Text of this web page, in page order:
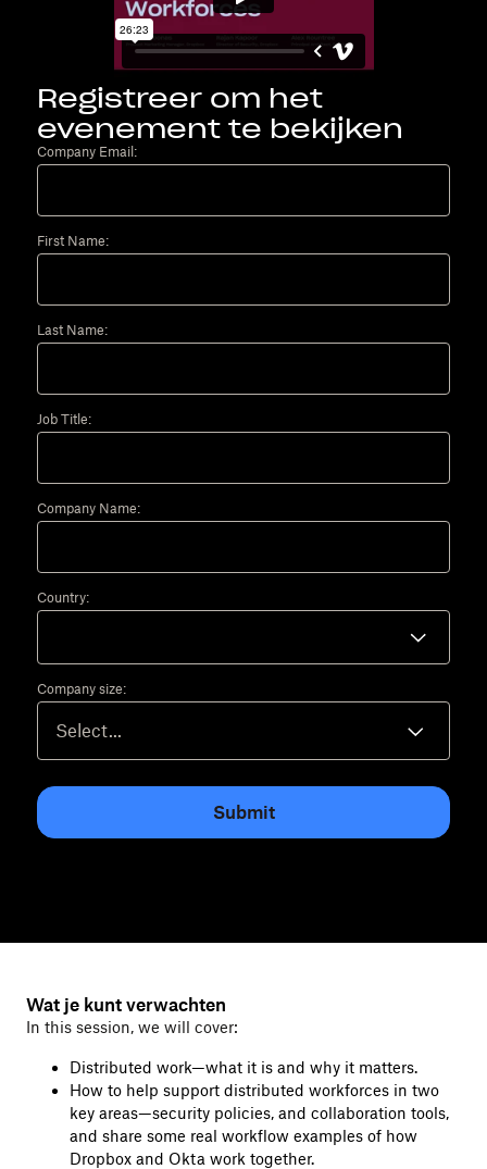
Registreer om het
evenement te bekijken
Company Email:
First Name:
Last Name:
Job Title:
Company Name:
Country:
Company size:
Submit
Wat je kunt verwachten
In this session, we will cover:
Distributed work—what it is and why it matters.
How to help support distributed workforces in two
key areas—security policies, and collaboration tools,
and share some real workflow examples of how
Dropbox and Okta work together.